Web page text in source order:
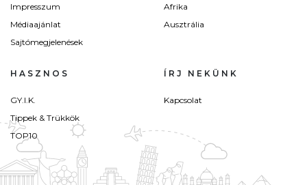
Impresszum
Médiaajánlat
Sajtómegjelenések
Afrika
Ausztrália
HASZNOS
GY.I.K.
Tippek & Trükkök
TOP10
ÍRJ NEKÜNK
Kapcsolat